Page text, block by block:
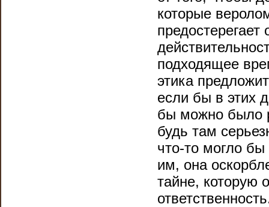
которые
предостерегает
подходящее
этика
если бы в этих
бы можно было
будь там
что-то могло
им, она
тайне, которую